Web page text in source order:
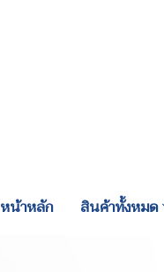
หน้าหลัก สินค้าทั้งหมด